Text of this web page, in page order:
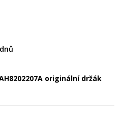
originální držák